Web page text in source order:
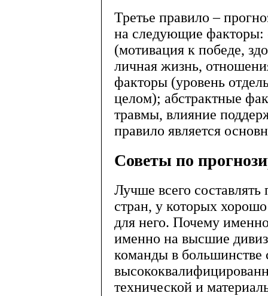
Третье правило –
на следующие факторы:
(мотивация к победе,
личная жизнь,
факторы (уровень
целом); абстрактные
травмы, влияние
правило является
Советы по
Лучше всего
стран, у которых
для него. Почему
именно на высшие
команды в большинстве
технической и